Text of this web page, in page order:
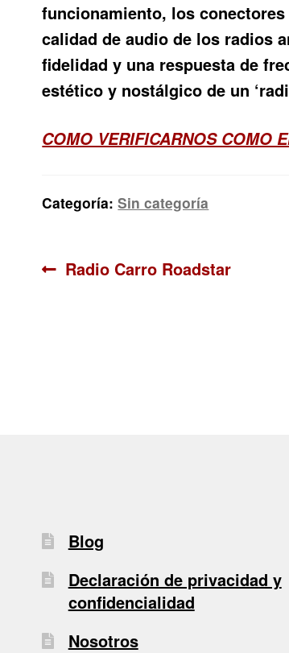
funcionamiento, los
calidad de audio de los radios
fidelidad y una respuesta de
estético y nostálgico de un
COMO VERIFICARNOS COMO
Categoría:Sin categoría
Navegación
Anterior:
Radio Carro Roadstar
Blog
Declaración de privacidad y
confidencialidad
Nosotros